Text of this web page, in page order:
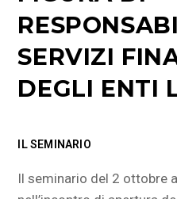
SERVIZI
DEGLI ENTI
IL SEMINARIO
Il seminario del 2 ottobre